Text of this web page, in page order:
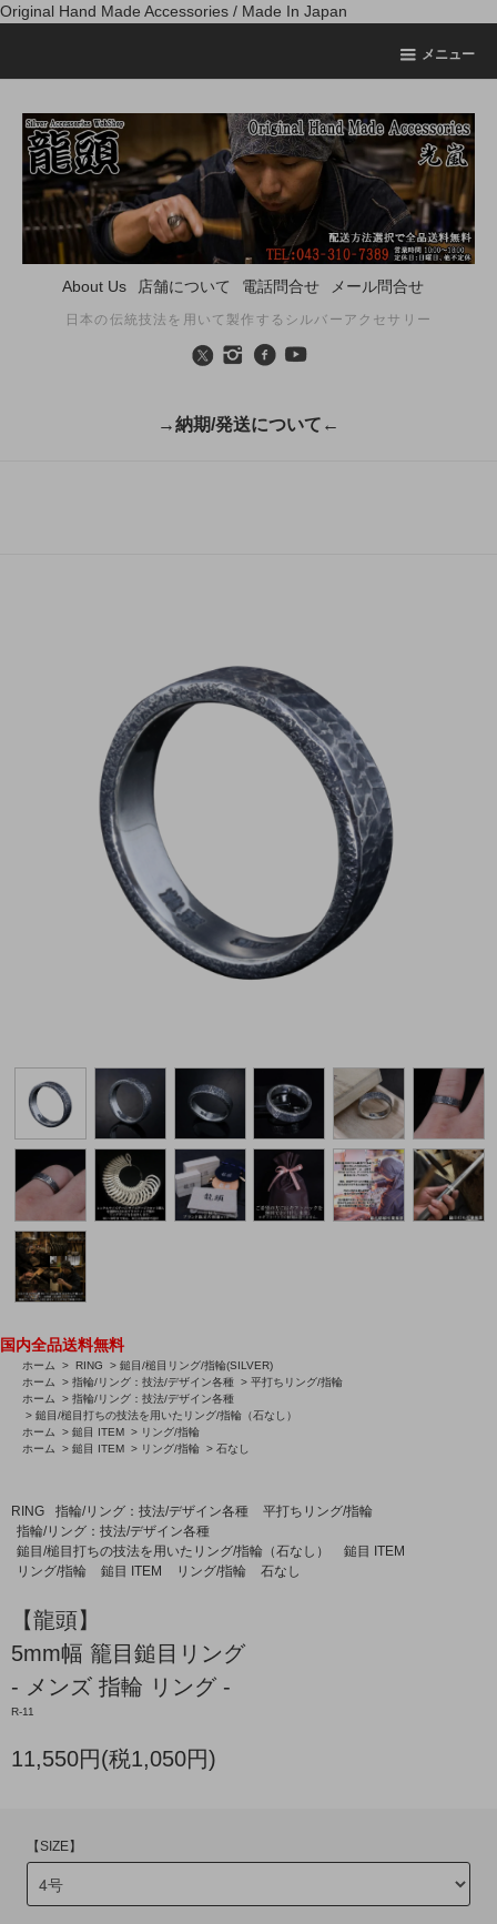
Original Hand Made Accessories / Made In Japan
メニュー
About Us 店舗について 電話問合せ メール問合せ
日本の伝統技法を用いて製作するシルバーアクセサリー
→納期/発送について←
国内全品送料無料
ホーム > RING > 鎚目/槌目リング/指輪(SILVER)
ホーム
> 指輪/リング：技法/デザイン各種 > 平打ちリング/指輪
ホーム
> 指輪/リング：技法/デザイン各種
> 鎚目/槌目打ちの技法を用いたリング/指輪（石なし）
ホーム
> 鎚目 ITEM > リング/指輪
ホーム
> 鎚目 ITEM > リング/指輪 > 石なし
RING 指輪/リング：技法/デザイン各種
平打ちリング/指輪
指輪/リング：技法/デザイン各種
鎚目/槌目打ちの技法を用いたリング/指輪（石なし）
鎚目 ITEM
リング/指輪
鎚目 ITEM リング/指輪 石なし
【龍頭】
5mm幅 籠目鎚目リング
- メンズ 指輪 リング -
R-11
11,550円(税1,050円)
【SIZE】